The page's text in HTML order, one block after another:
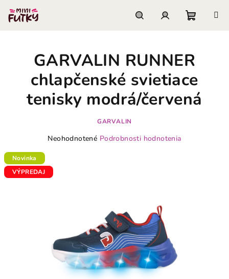
obsah
košík
GARVALIN RUNNER
chlapčenské svietiace
tenisky modrá/červená
GARVALIN
Priemerné
je
0,0
Neohodnotené Podrobnosti hodnotenia
Novinka
VÝPREDAJ